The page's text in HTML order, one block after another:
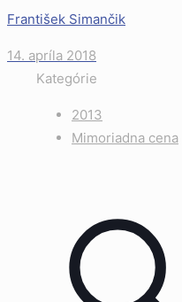
František Simančik
14. apríla 2018
Kategórie
2013
Mimoriadna cena